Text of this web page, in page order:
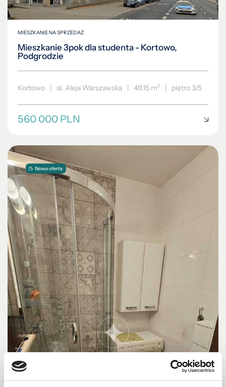
MIESZKANIE NA SPRZEDAŻ
Mieszkanie 3pok dla studenta - Kortowo,
Podgrodzie
Kortowo | al. Aleja Warszawska | 49.15 m² | piętro 3/5
560 000 PLN